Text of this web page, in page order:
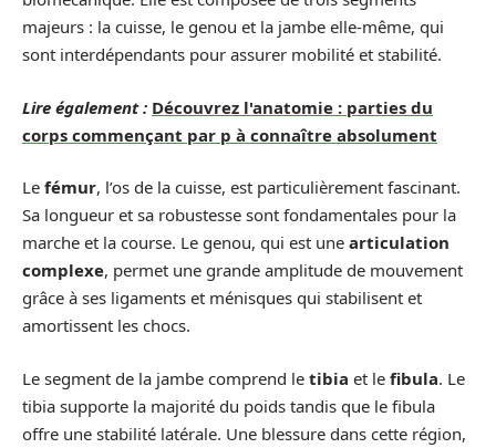
majeurs : la cuisse, le genou et la jambe elle-même, qui
sont interdépendants pour assurer mobilité et stabilité.
Lire également : Découvrez l'anatomie : parties du
corps commençant par p à connaître absolument
Le fémur, l’os de la cuisse, est particulièrement fascinant.
Sa longueur et sa robustesse sont fondamentales pour la
marche et la course. Le genou, qui est une articulation
complexe, permet une grande amplitude de mouvement
grâce à ses ligaments et ménisques qui stabilisent et
amortissent les chocs.
Le segment de la jambe comprend le tibia et le fibula. Le
tibia supporte la majorité du poids tandis que le fibula
offre une stabilité latérale. Une blessure dans cette région,